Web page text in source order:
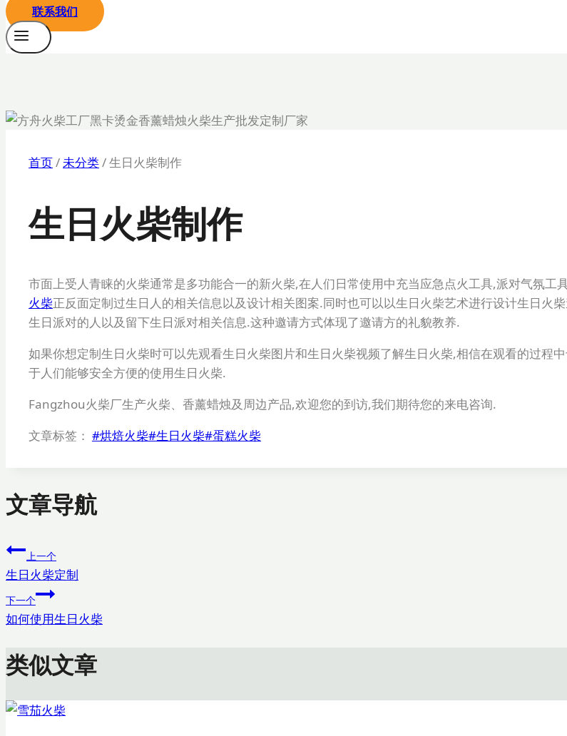
联系我们
首页/未分类/生日火柴制作
生日火柴制作
市面上受人青睐的火柴通常是多功能合一的新火柴,在人们日常使用中充当应急点火工具,派对气氛工
火柴正反面定制过生日人的相关信息以及设计相关图案.同时也可以以生日火柴艺术进行设计生日火
生日派对的人以及留下生日派对相关信息.这种邀请方式体现了邀请方的礼貌教养.
如果你想定制生日火柴时可以先观看生日火柴图片和生日火柴视频了解生日火柴,相信在观看的过程
于人们能够安全方便的使用生日火柴.
Fangzhou火柴厂生产火柴、香薰蜡烛及周边产品,欢迎您的到访,我们期待您的来电咨询.
文章标签： #烘焙火柴#生日火柴#蛋糕火柴
文章导航
上一个
生日火柴定制
下一个
如何使用生日火柴
类似文章